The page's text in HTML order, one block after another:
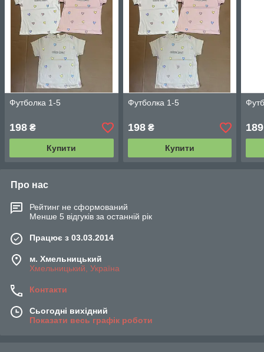
Футболка 1-5
198 ₴
Купити
Футболка 1-5
198₴
Купити
189
Про нас
Рейтинг не сформований
Менше 5 відгуків за останній рік
Працює з 03.03.2014
м. Хмельницький
Хмельницький, Україна
Контакти
Сьогодні вихідний
Показати весь графік роботи